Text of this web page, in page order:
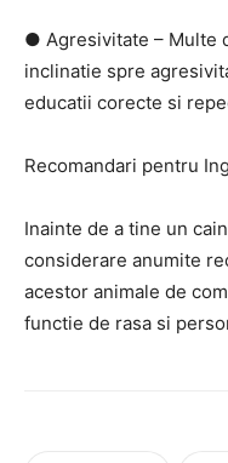
● Agresivitate – Multe
inclinatie spre
educatii corecte si
Recomandari pentru
Inainte de a tine un
considerare anumite
acestor animale de
functie de rasa si